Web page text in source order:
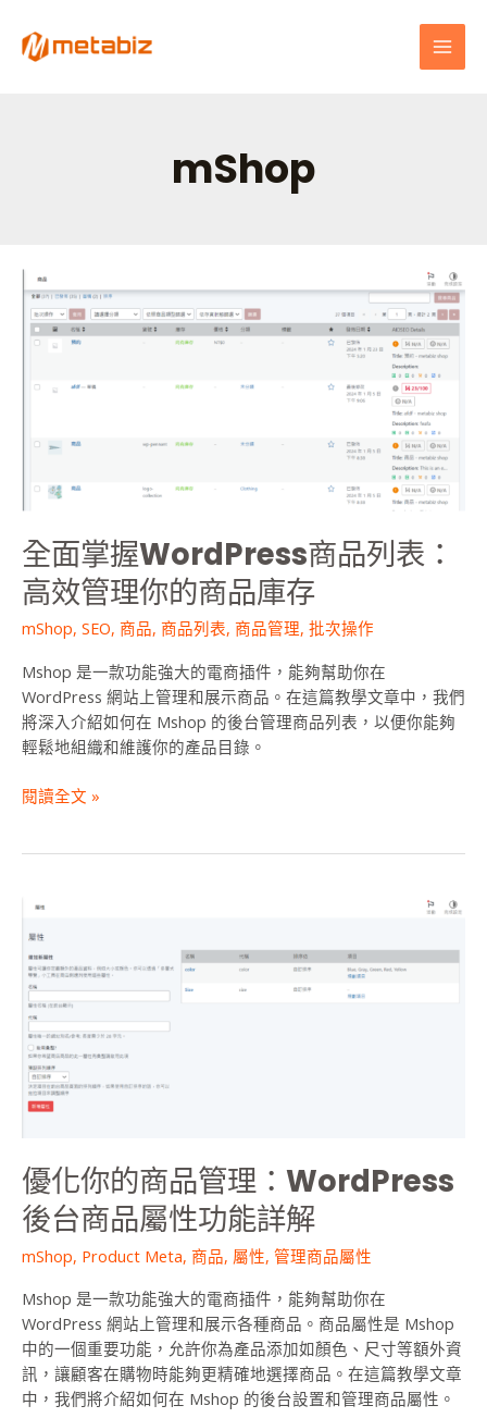
mShop
全面掌握WordPress商品列表：
高效管理你的商品庫存
mShop, SEO, 商品, 商品列表, 商品管理, 批次操作
Mshop 是一款功能強大的電商插件，能夠幫助你在
WordPress 網站上管理和展示商品。在這篇教學文章中，我們
將深入介紹如何在 Mshop 的後台管理商品列表，以便你能夠
輕鬆地組織和維護你的產品目錄。
面
掌
WordPress
管
理
你
的
品
庫
存
閱讀全文 »
優化你的商品管理：WordPress
後台商品屬性功能詳解
mShop, Product Meta, 商品, 屬性, 管理商品屬性
Mshop 是一款功能強大的電商插件，能夠幫助你在
WordPress 網站上管理和展示各種商品。商品屬性是 Mshop
中的一個重要功能，允許你為產品添加如顏色、尺寸等額外資
訊，讓顧客在購物時能夠更精確地選擇商品。在這篇教學文章
中，我們將介紹如何在 Mshop 的後台設置和管理商品屬性。
優
化
你
的
商
品
管
理：
WordPress
商
品
屬
性
能
詳
解
分
頁